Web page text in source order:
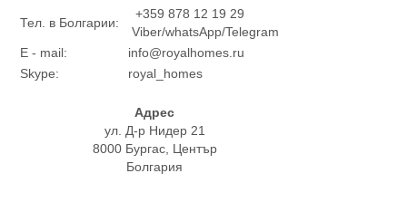
Тел. в Болгарии:
+359 878 12 19 29
Viber/whatsApp/Telegram
E - mail:
info@royalhomes.ru
Skype:
royal_homes
Адрес
ул. Д-р Нидер 21
8000 Бургас, Център
Болгария